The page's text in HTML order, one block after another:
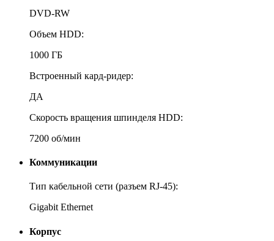
DVD-RW
Объем HDD:
1000 ГБ
Встроенный кард-ридер:
ДА
Скорость вращения шпинделя HDD:
7200 об/мин
Коммуникации
Тип кабельной сети (разъем RJ-45):
Gigabit Ethernet
Корпус